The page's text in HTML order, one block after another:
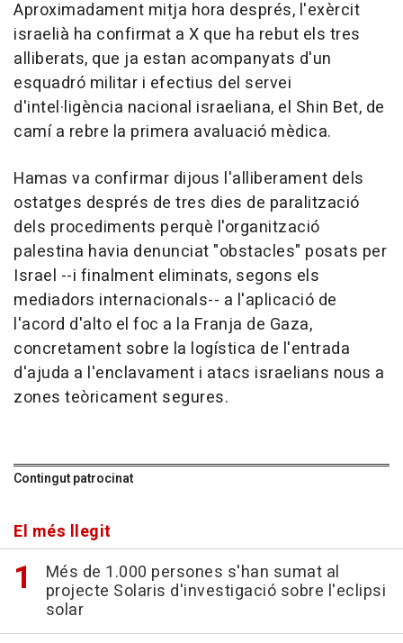
Aproximadament mitja hora després, l'exèrcit
israelià ha confirmat a X que ha rebut els tres
alliberats, que ja estan acompanyats d'un
esquadró militar i efectius del servei
d'intel·ligència nacional israeliana, el Shin Bet, de
camí a rebre la primera avaluació mèdica.
Hamas va confirmar dijous l'alliberament dels
ostatges després de tres dies de paralització
dels procediments perquè l'organització
palestina havia denunciat "obstacles" posats per
Israel --i finalment eliminats, segons els
mediadors internacionals-- a l'aplicació de
l'acord d'alto el foc a la Franja de Gaza,
concretament sobre la logística de l'entrada
d'ajuda a l'enclavament i atacs israelians nous a
zones teòricament segures.
Contingut patrocinat
El més llegit
Més de 1.000 persones s'han sumat al
projecte Solaris d'investigació sobre l'eclipsi
solar